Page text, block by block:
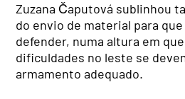
Zuzana Čaputová sublinhou
do envio de material para
defender, numa altura em
dificuldades no leste se
armamento adequado.